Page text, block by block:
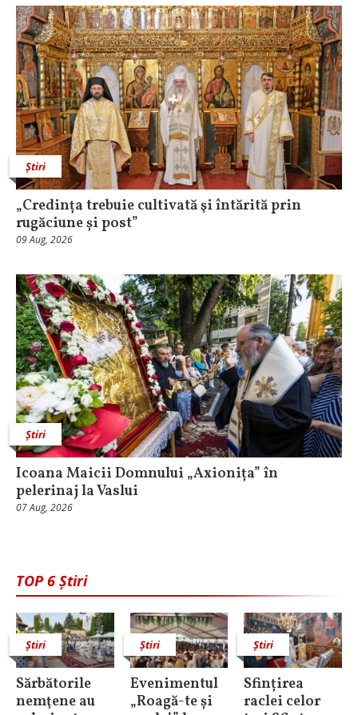
Știri
„Credința trebuie cultivată şi întărită prin
rugăciune și post”
09 Aug, 2026
Știri
Icoana Maicii Domnului „Axionița” în
pelerinaj la Vaslui
07 Aug, 2026
TOP 6 Știri
Știri
Sărbătorile
nemţene au
Știri
Evenimentul
„Roagă-te și
Știri
Sfințirea
raclei celor